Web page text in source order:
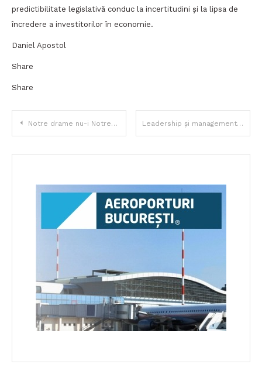
predictibilitate legislativă conduc la incertitudini și la lipsa de
încredere a investitorilor în economie.
Daniel Apostol
Share
Share
Navigare
în
Notre drame nu-i Notre Dame Leadership și management, există vreo diferență?